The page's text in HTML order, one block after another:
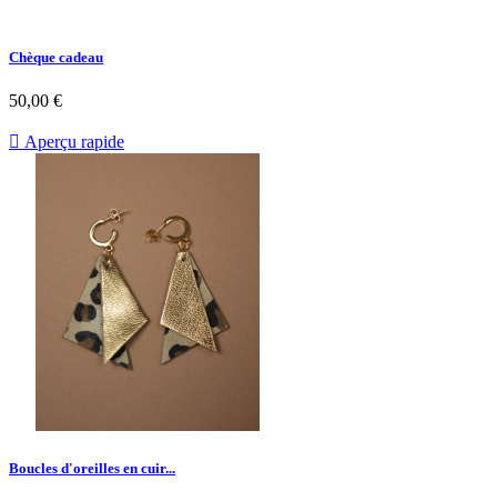
Chèque cadeau
50,00 €
 Aperçu rapide
Boucles d'oreilles en cuir...